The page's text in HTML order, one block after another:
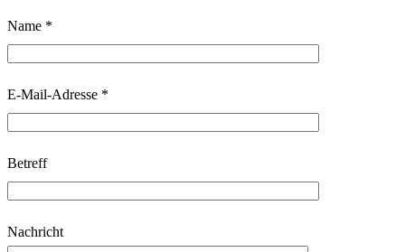
t
t
e
a
s
s
Name *
E-Mail-Adresse *
Betreff
Nachricht